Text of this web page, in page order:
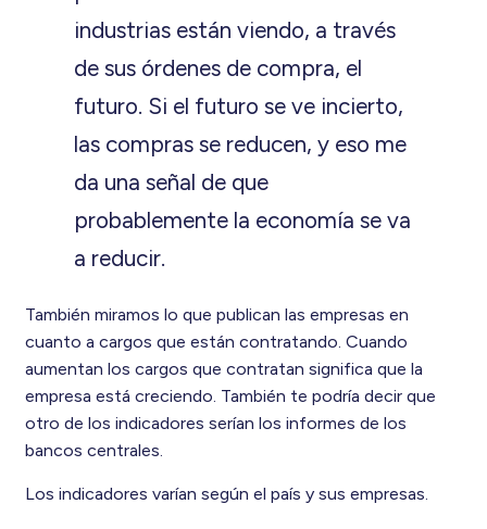
industrias están viendo, a través
de sus órdenes de compra, el
futuro. Si el futuro se ve incierto,
las compras se reducen, y eso me
da una señal de que
probablemente la economía se va
a reducir.
También miramos lo que publican las empresas en
cuanto a cargos que están contratando. Cuando
aumentan los cargos que contratan significa que la
empresa está creciendo. También te podría decir que
otro de los indicadores serían los informes de los
bancos centrales.
Los indicadores varían según el país y sus empresas.